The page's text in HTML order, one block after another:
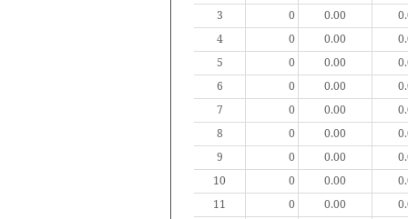
3
0 0.00
4
0 0.00
5
0 0.00
6
0 0.00
7
0 0.00
8
0 0.00
9
0 0.00
10
0 0.00
11
0 0.00